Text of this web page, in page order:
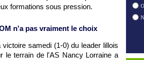
formations sous pression.
n'a pas vraiment le choix
victoire samedi (1-0) du leader lillois
le terrain de l'AS Nancy Lorraine a